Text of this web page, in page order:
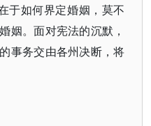
于如何界定婚姻，莫不
姻。面对宪法的沉默，
事务交由各州决断，将